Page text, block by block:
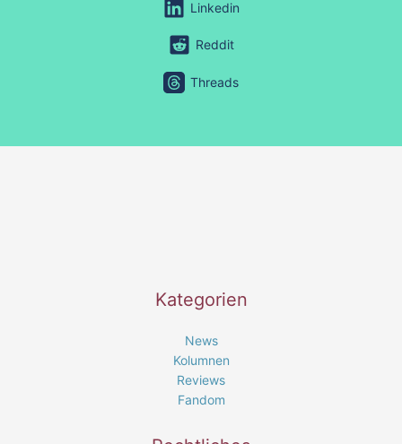
Linkedin
Reddit
Threads
Kategorien
News
Kolumnen
Reviews
Fandom